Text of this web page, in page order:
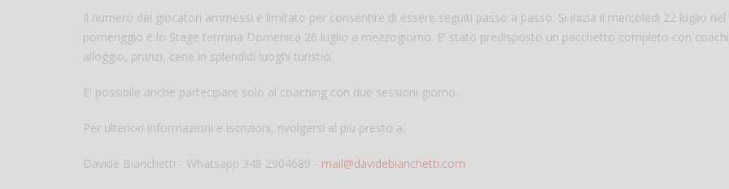
Il numero dei giocatori ammessi è limitato per consentire di essere seguiti passo a passo. Si inizia il mercoledì 22 luglio nel
pomeriggio e lo Stage termina Domenica 26 luglio a mezzogiorno. E' stato predisposto un pacchetto completo con
alloggio, pranzi, cene in splendidi luoghi turistici.
E' possibile anche partecipare solo al coaching con due sessioni giorno.
Per ulteriori informazioni e iscrizioni, rivolgersi al più presto a:
Davide Bianchetti - Whatsapp 348 2904689 - mail@davidebianchetti.com
Salve,
un mio amico?